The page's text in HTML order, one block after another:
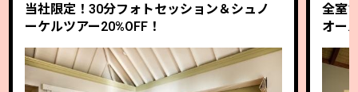
当社限定！30分フォトセッション＆シュノ
ーケルツアー20%OFF！
全室
オー